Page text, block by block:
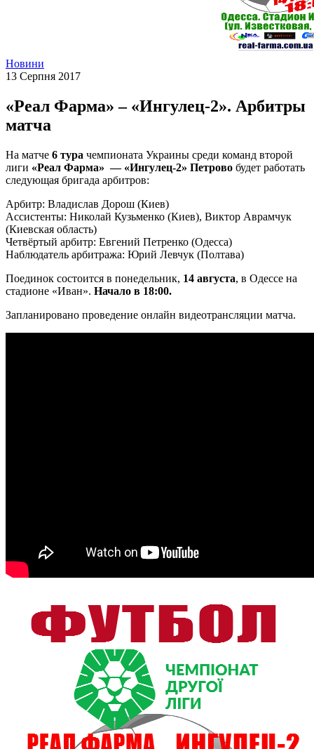
Новини
13 Серпня 2017
«Реал Фарма» – «Ингулец-2». Арбитры
матча
На матче 6 тура чемпионата Украины среди команд второй
лиги «Реал Фарма» — «Ингулец-2» Петрово будет работать
следующая бригада арбитров:
Арбитр: Владислав Дорош (Киев)
Ассистенты: Николай Кузьменко (Киев), Виктор Аврамчук
(Киевская область)
Четвёртый арбитр: Евгений Петренко (Одесса)
Наблюдатель арбитража: Юрий Левчук (Полтава)
Поединок состоится в понедельник, 14 августа, в Одессе на
стадионе «Иван». Начало в 18:00.
Запланировано проведение онлайн видеотрансляции матча.